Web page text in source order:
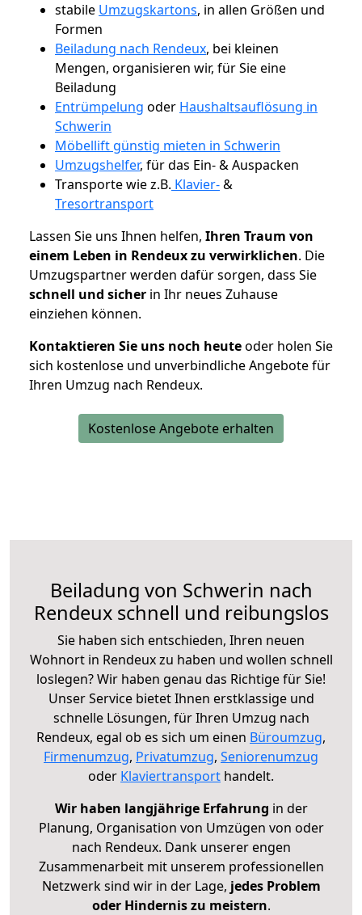
stabile Umzugskartons, in allen Größen und
Formen
Beiladung nach Rendeux, bei kleinen
Mengen, organisieren wir, für Sie eine
Beiladung
Entrümpelung oder Haushaltsauflösung in
Schwerin
Möbellift günstig mieten in Schwerin
Umzugshelfer, für das Ein- & Auspacken
Transporte wie z.B. Klavier-&
Tresortransport
Lassen Sie uns Ihnen helfen, Ihren Traum von
einem Leben in Rendeux zu verwirklichen. Die
Umzugspartner werden dafür sorgen, dass Sie
schnell und sicher in Ihr neues Zuhause
einziehen können.
Kontaktieren Sie uns noch heuteoder holen Sie
sich kostenlose und unverbindliche Angebote für
Ihren Umzug nach Rendeux.
Kostenlose Angebote erhalten
Beiladung von Schwerin nach
Rendeux schnell und reibungslos
Sie haben sich entschieden, Ihren neuen
Wohnort in Rendeux zu haben und wollen schnell
loslegen? Wir haben genau das Richtige für Sie!
Unser Service bietet Ihnen erstklassige und
schnelle Lösungen, für Ihren Umzug nach
Rendeux, egal ob es sich um einen Büroumzug,
Firmenumzug, Privatumzug, Seniorenumzug
oder Klaviertransport handelt.
Wir haben langjährige Erfahrung in der
Planung, Organisation von Umzügen von oder
nach Rendeux. Dank unserer engen
Zusammenarbeit mit unserem professionellen
Netzwerk sind wir in der Lage, jedes Problem
oder Hindernis zu meistern.